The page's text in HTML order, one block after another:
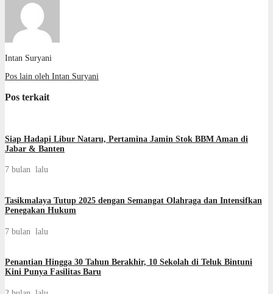
Intan Suryani
Pos lain oleh Intan Suryani
Pos terkait
Siap Hadapi Libur Nataru, Pertamina Jamin Stok BBM Aman di
Jabar & Banten
7 bulan lalu
Tasikmalaya Tutup 2025 dengan Semangat Olahraga dan Intensifkan
Penegakan Hukum
7 bulan lalu
Penantian Hingga 30 Tahun Berakhir, 10 Sekolah di Teluk Bintuni
Kini Punya Fasilitas Baru